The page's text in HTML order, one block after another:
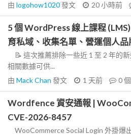
由 logohow1020發文 20 小時前
5 個 WordPress 線上課程
育私域、收集名單、營運個人
📝 這次推薦排除一些近 1 至 2 年的
相關數據可供...
由 Mack Chan 發文 1 天前 0
Wordfence 資安通報 |
CVE-2026-8457
WooCommerce Social Login 外掛爆